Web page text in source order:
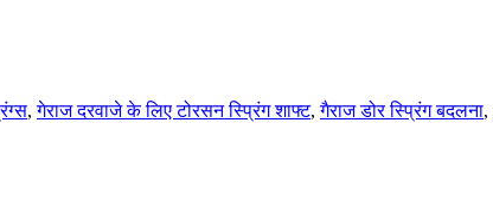
,गेराज दरवाजे के लिए टोरसन स्प्रिंग शाफ्ट,गैराज डोर स्प्रिंग बदलना,